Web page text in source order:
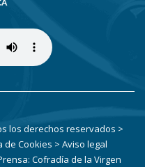
los derechos reservados >
de Cookies > Aviso legal
Cofradía de la Virgen